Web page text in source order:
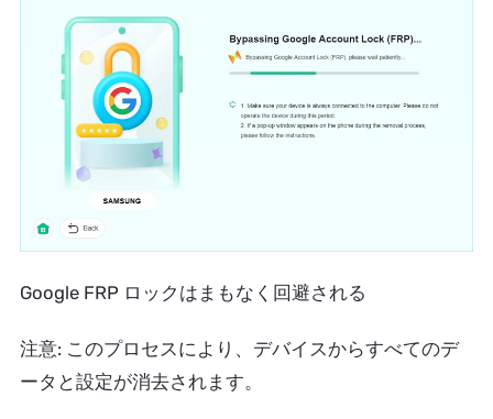
Google FRP ロックはまもなく回避される
注意: このプロセスにより、デバイスからすべてのデ
ータと設定が消去されます。